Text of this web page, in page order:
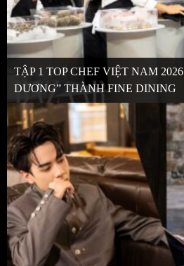
TẬP 1 TOP CHEF VIỆT NAM
DƯƠNG” THÀNH FINE DINING